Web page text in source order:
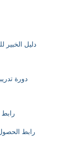
دليل الخبير
دورة
رابط